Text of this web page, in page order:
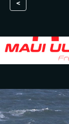
<